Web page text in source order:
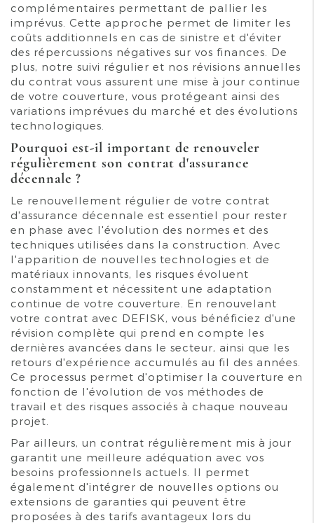
complémentaires permettant de pallier les
imprévus. Cette approche permet de limiter les
coûts additionnels en cas de sinistre et d'éviter
des répercussions négatives sur vos finances. De
plus, notre suivi régulier et nos révisions annuelles
du contrat vous assurent une mise à jour continue
de votre couverture, vous protégeant ainsi des
variations imprévues du marché et des évolutions
technologiques.
Pourquoi est-il important de renouveler
régulièrement son contrat d'assurance
décennale ?
Le renouvellement régulier de votre contrat
d'assurance décennale est essentiel pour rester
en phase avec l'évolution des normes et des
techniques utilisées dans la construction. Avec
l'apparition de nouvelles technologies et de
matériaux innovants, les risques évoluent
constamment et nécessitent une adaptation
continue de votre couverture. En renouvelant
votre contrat avec DEFISK, vous bénéficiez d'une
révision complète qui prend en compte les
dernières avancées dans le secteur, ainsi que les
retours d'expérience accumulés au fil des années.
Ce processus permet d'optimiser la couverture en
fonction de l'évolution de vos méthodes de
travail et des risques associés à chaque nouveau
projet.
Par ailleurs, un contrat régulièrement mis à jour
garantit une meilleure adéquation avec vos
besoins professionnels actuels. Il permet
également d'intégrer de nouvelles options ou
extensions de garanties qui peuvent être
proposées à des tarifs avantageux lors du